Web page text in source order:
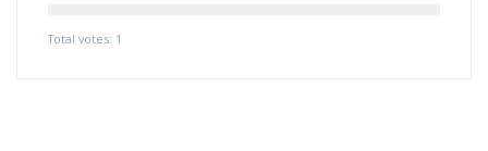
Total votes: 1